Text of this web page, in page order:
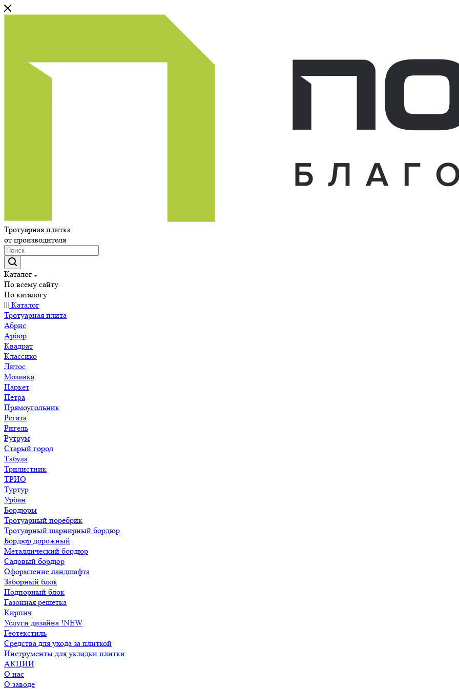
Тротуарная плитка
от производителя
Каталог
По всему сайту
По каталогу
Каталог
Тротуарная плита
Абрис
Арбор
Квадрат
Классико
Литос
Мозаика
Паркет
Петра
Прямоугольник
Регата
Ригель
Рутрум
Старый город
Табула
Трилистник
ТРИО
Туртур
Урбан
Бордюры
Тротуарный поребрик
Тротуарный шарнирный бордюр
Бордюр дорожный
Металлический бордюр
Садовый бордюр
Оформление ландшафта
Заборный блок
Подпорный блок
Газонная решетка
Кирпич
Услуги дизайна !NEW
Геотекстиль
Средства для ухода за плиткой
Инструменты для укладки плитки
АКЦИИ
О нас
О заводе